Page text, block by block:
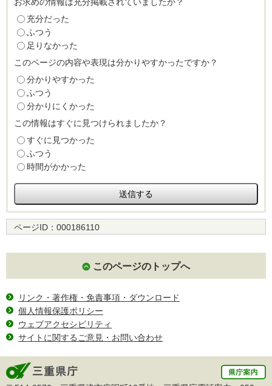
充分だった
ふつう
足りなかった
このページの内容や表現は分かりやすかったですか？
分かりやすかった
ふつう
分かりにくかった
この情報はすぐに見つけられましたか？
すぐに見つかった
ふつう
時間がかかった
ページID： 000186110
このページのトップへ
リンク・著作権・免責事項・ダウンロード
個人情報保護ポリシー
ウェブアクセシビリティ
サイトに関するご意見・お問い合わせ